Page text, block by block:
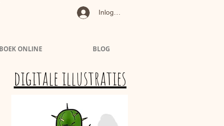
Inloggen
digitale illustraties
BOEK ONLINE BLOG